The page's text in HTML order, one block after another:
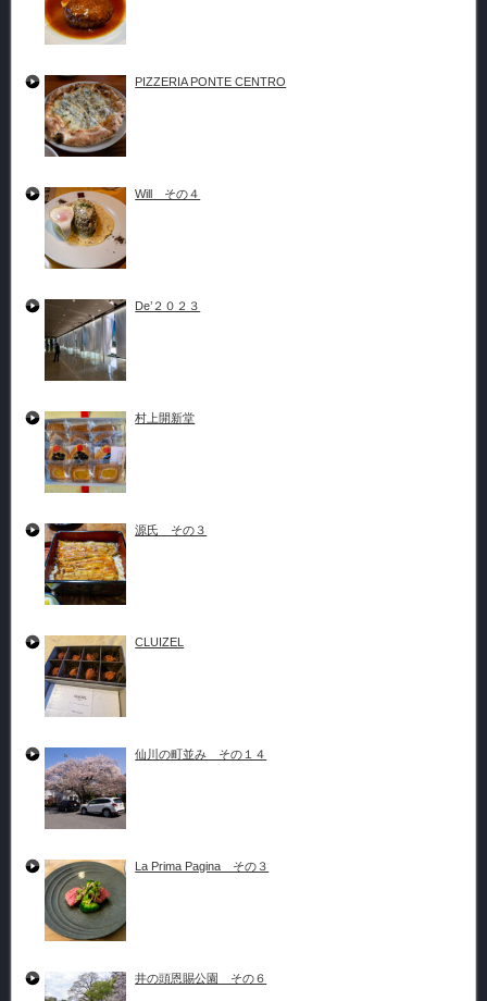
PIZZERIA PONTE CENTRO
Will その４
De’２０２３
村上開新堂
源氏 その３
CLUIZEL
仙川の町並み その１４
La Prima Pagina その３
井の頭恩賜公園 その６